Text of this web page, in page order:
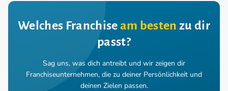
Welches Franchiseam besten zu dir
passt?
Sag uns, was dich antreibt und wir zeigen dir
Franchiseunternehmen, die zu deiner Persönlichkeit und
deinen Zielen passen.